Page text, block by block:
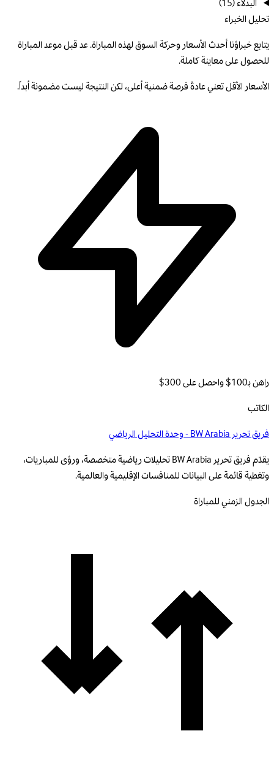
البدلاء(15)
تحليل الخبراء
يتابع خبراؤنا أحدث الأسعار وحركة السوق لهذه المباراة. عد قبل موعد المباراة
للحصول على معاينة كاملة.
الأسعار الأقل تعني عادةً فرصة ضمنية أعلى، لكن النتيجة ليست مضمونة أبداً.
راهن بـ100$ واحصل على 300$
الكاتب
فريق تحرير BW Arabia - وحدة التحليل الرياضي
يقدّم فريق تحرير BW Arabia تحليلات رياضية متخصصة، ورؤى للمباريات،
وتغطية قائمة على البيانات للمنافسات الإقليمية والعالمية.
الجدول الزمني للمباراة